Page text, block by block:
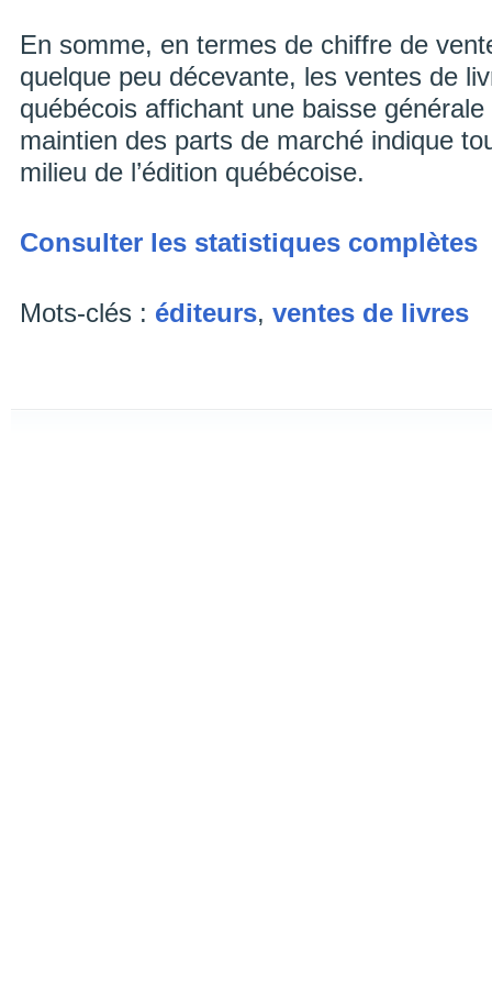
En somme, en termes de chiffre de
quelque peu décevante, les ventes de
québécois affichant une baisse
maintien des parts de marché indique
milieu de l’édition québécoise.
Consulter les statistiques complètes
Mots-clés : éditeurs, ventes de livres